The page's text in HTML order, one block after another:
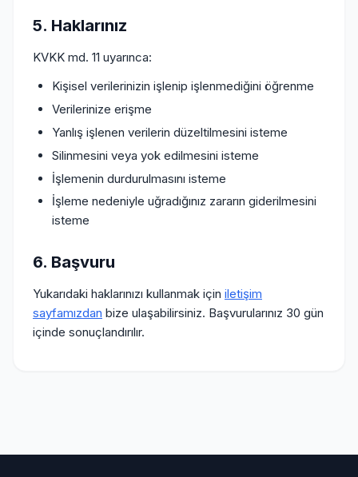
5. Haklarınız
KVKK md. 11 uyarınca:
Kişisel verilerinizin işlenip işlenmediğini öğrenme
Verilerinize erişme
Yanlış işlenen verilerin düzeltilmesini isteme
Silinmesini veya yok edilmesini isteme
İşlemenin durdurulmasını isteme
İşleme nedeniyle uğradığınız zararın giderilmesini
isteme
6. Başvuru
Yukarıdaki haklarınızı kullanmak için iletişim
sayfamızdan bize ulaşabilirsiniz. Başvurularınız 30 gün
içinde sonuçlandırılır.